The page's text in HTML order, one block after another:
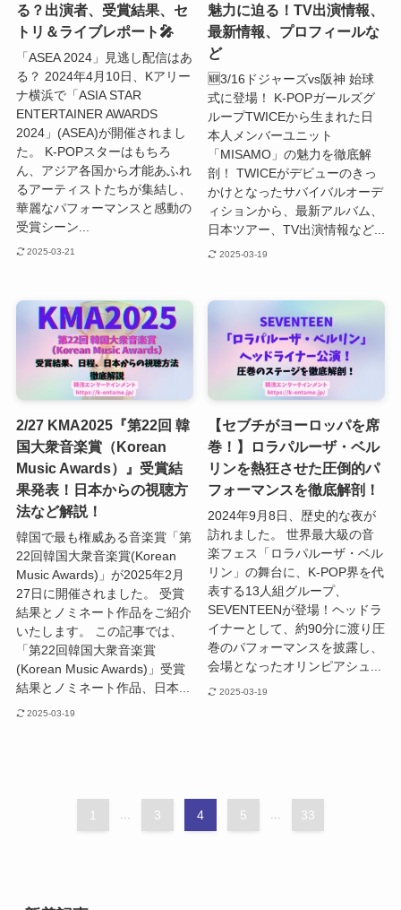
る？出演者、受賞結果、セ
トリ＆ライブレポート🎤
「ASEA 2024」見逃し配信はあ
る？ 2024年4月10日、Kアリー
ナ横浜で「ASIA STAR
ENTERTAINER AWARDS
2024」(ASEA)が開催されまし
た。 K-POPスターはもちろ
ん、アジア各国から才能あふれ
るアーティストたちが集結し、
華麗なパフォーマンスと感動の
受賞シーン...
2025-03-21
魅力に迫る！TV出演情報、
最新情報、プロフィールな
ど
🆕3/16ドジャーズvs阪神 始球
式に登場！ K-POPガールズグ
ループTWICEから生まれた日
本人メンバーユニット
「MISAMO」の魅力を徹底解
剖！ TWICEがデビューのきっ
かけとなったサバイバルオーデ
ィションから、最新アルバム、
日本ツアー、TV出演情報など...
2025-03-19
2/27 KMA2025『第22回 韓
国大衆音楽賞（Korean
Music Awards）』受賞結
果発表！日本からの視聴方
法など解説！
韓国で最も権威ある音楽賞「第
22回韓国大衆音楽賞(Korean
Music Awards)」が2025年2月
27日に開催されました。 受賞
結果とノミネート作品をご紹介
いたします。 この記事では、
「第22回韓国大衆音楽賞
(Korean Music Awards)」受賞
結果とノミネート作品、日本...
2025-03-19
【セブチがヨーロッパを席
巻！】ロラパルーザ・ベル
リンを熱狂させた圧倒的パ
フォーマンスを徹底解剖！
2024年9月8日、歴史的な夜が
訪れました。 世界最大級の音
楽フェス「ロラパルーザ・ベル
リン」の舞台に、K-POP界を代
表する13人組グループ、
SEVENTEENが登場！ヘッドラ
イナーとして、約90分に渡り圧
巻のパフォーマンスを披露し、
会場となったオリンピアシュ...
2025-03-19
1 ... 3 4 5 ... 33